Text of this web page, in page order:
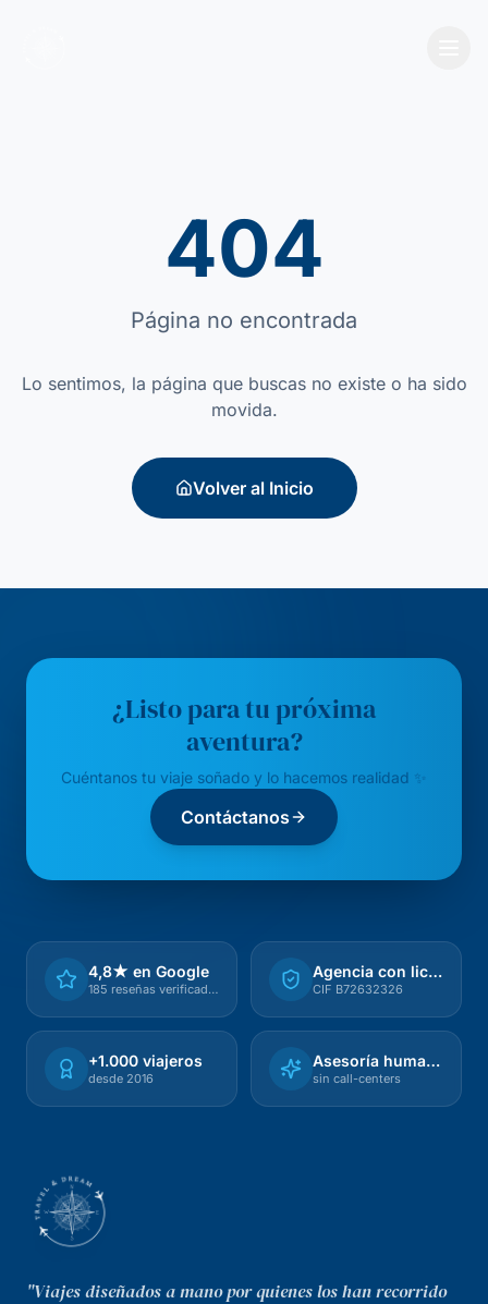
404
Página no encontrada
Lo sentimos, la página que buscas no existe o ha sido
movida.
Volver al Inicio
¿Listo para tu próxima
aventura?
Cuéntanos tu viaje soñado y lo hacemos realidad ✨
Contáctanos
4,8★ en Google
185 reseñas verificadas
Agencia con licencia
CIF B72632326
+1.000 viajeros
desde 2016
Asesoría humana
sin call-centers
"Viajes diseñados a mano por quienes los han recorrido